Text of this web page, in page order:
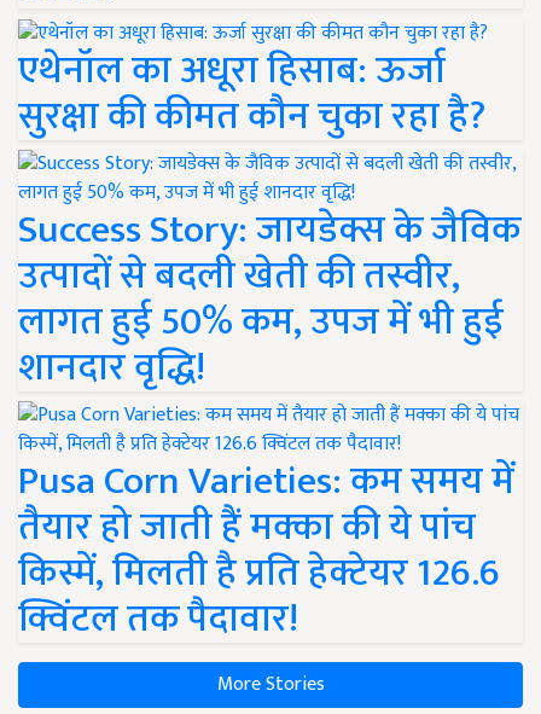
एथेनॉल का अधूरा हिसाब: ऊर्जा
सुरक्षा की कीमत कौन चुका रहा है?
Success Story: जायडेक्स के जैविक
उत्पादों से बदली खेती की तस्वीर,
लागत हुई 50% कम, उपज में भी हुई
शानदार वृद्धि!
Pusa Corn Varieties: कम समय में
तैयार हो जाती हैं मक्का की ये पांच
किस्में, मिलती है प्रति हेक्टेयर 126.6
क्विंटल तक पैदावार!
More Stories